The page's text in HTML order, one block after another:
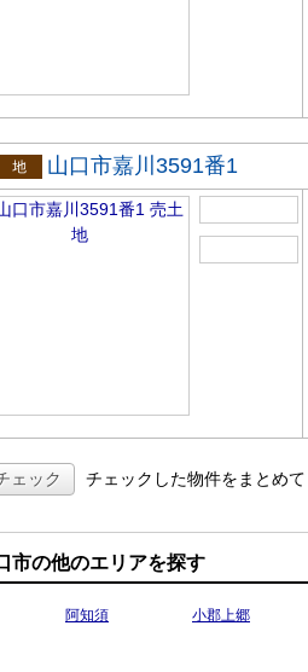
地
山口市嘉川3591番1
ェック チェックした物件をまとめて
市の他のエリアを探す
阿知須 小郡上郷